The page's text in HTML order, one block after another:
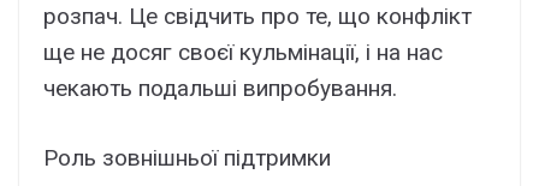
розпач. Це свідчить про те, що конфлікт
ще не досяг своєї кульмінації, і на нас
чекають подальші випробування.
Роль зовнішньої підтримки